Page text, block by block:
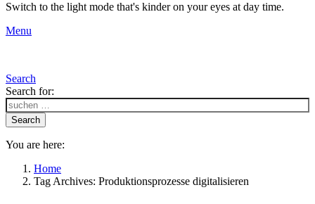
Switch to the light mode that's kinder on your eyes at day time.
Menu
Search
Search for:
Search
You are here:
Home
Tag Archives: Produktionsprozesse digitalisieren